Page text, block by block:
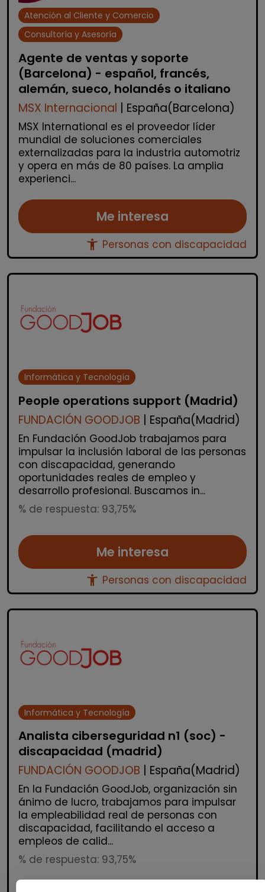
Atención al Cliente y Comercio
Consultoría y Asesoría
Agente de ventas y soporte
(Barcelona) - español, francés,
alemán, sueco, holandés o italiano
MSX Internacional | España(Barcelona)
MSX International es el proveedor líder
mundial de soluciones comerciales
externalizadas para la industria automotriz
y opera en más de 80 países. La amplia
experienci...
Me interesa
accessibility_new Personas con discapacidad
Informática y Tecnología
People operations support (Madrid)
FUNDACIÓN GOODJOB | España(Madrid)
En Fundación GoodJob trabajamos para
impulsar la inclusión laboral de las personas
con discapacidad, generando
oportunidades reales de empleo y
desarrollo profesional. Buscamos in...
% de respuesta: 93,75%
Me interesa
accessibility_new Personas con discapacidad
Informática y Tecnología
Analista ciberseguridad n1 (soc) -
discapacidad (madrid)
FUNDACIÓN GOODJOB | España(Madrid)
En la Fundación GoodJob, organización sin
ánimo de lucro, trabajamos para impulsar
la empleabilidad real de personas con
discapacidad, facilitando el acceso a
empleos de calid...
% de respuesta: 93,75%